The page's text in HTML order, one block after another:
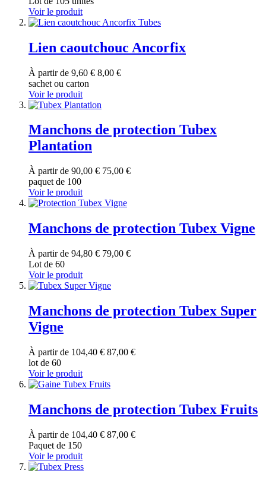
Voir le produit
Lien caoutchouc Ancorfix
À partir de 9,60 € 8,00 €
sachet ou carton
Voir le produit
Manchons de protection Tubex
Plantation
À partir de 90,00 € 75,00 €
paquet de 100
Voir le produit
Manchons de protection Tubex Vigne
À partir de 94,80 € 79,00 €
Lot de 60
Voir le produit
Manchons de protection Tubex Super
Vigne
À partir de 104,40 € 87,00 €
lot de 60
Voir le produit
Manchons de protection Tubex Fruits
À partir de 104,40 € 87,00 €
Paquet de 150
Voir le produit